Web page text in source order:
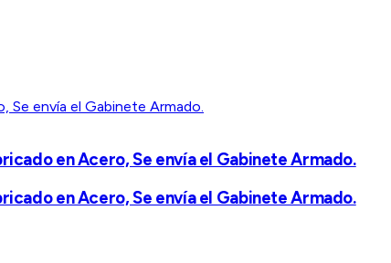
en Acero, Se envía el Gabinete Armado.
en Acero, Se envía el Gabinete Armado.